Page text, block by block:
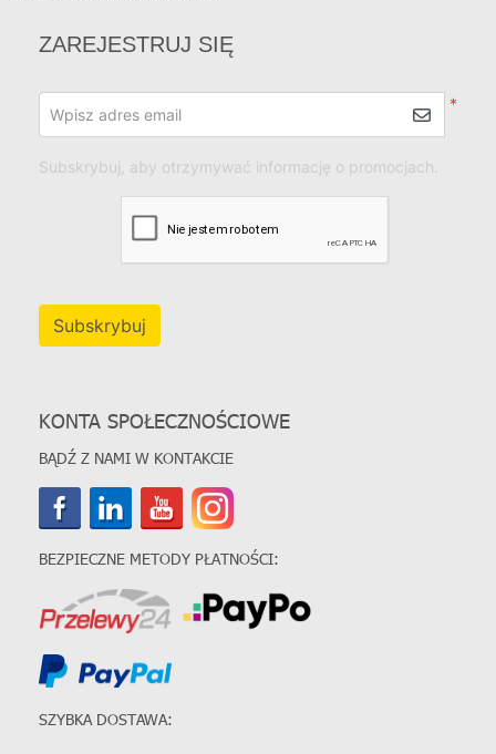
ZAREJESTRUJ SIĘ
*
Wpisz adres email
Subskrybuj, aby otrzymywać informację o promocjach.
Subskrybuj
KONTA SPOŁECZNOŚCIOWE
BĄDŹ Z NAMI W KONTAKCIE
BEZPIECZNE METODY PŁATNOŚCI:
SZYBKA DOSTAWA: